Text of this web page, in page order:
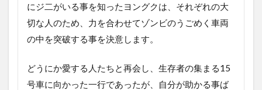
にジ二がいる事を知ったヨングクは、それぞれの大
切な人のため、力を合わせてゾンビのうごめく車両
の中を突破する事を決意します。
どうにか愛する人たちと再会し、生存者の集まる15
号車に向かった一行であったが、自分が助かる事ば